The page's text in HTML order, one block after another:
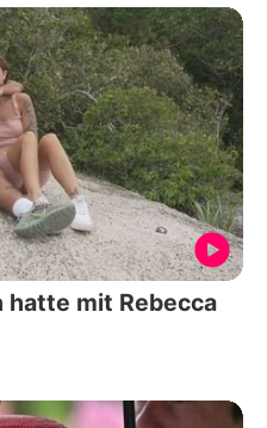
hatte mit Rebecca